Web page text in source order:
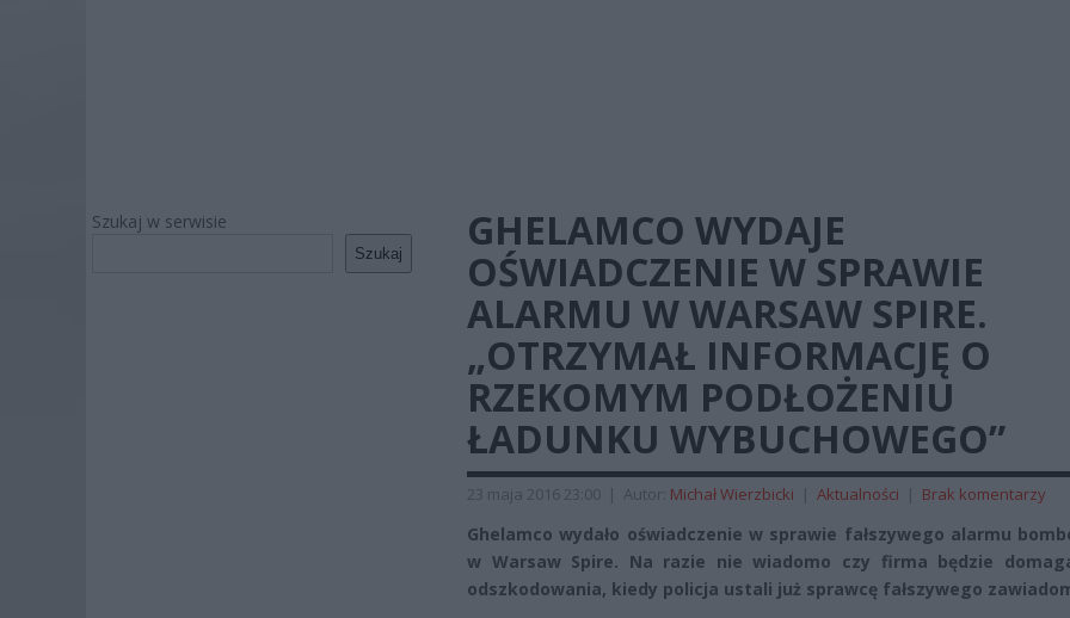
Szukaj w serwisie
Szukaj
GHELAMCO WYDAJE
OŚWIADCZENIE W SPRAWIE
ALARMU W WARSAW SPIRE.
„OTRZYMAŁ INFORMACJĘ O
RZEKOMYM PODŁOŻENIU
ŁADUNKU WYBUCHOWEGO”
23 maja 2016 23:00 | Autor: Michał Wierzbicki | Aktualności | Brak komentarzy
Ghelamco wydało oświadczenie w sprawie fałszywego alarmu
w Warsaw Spire. Na razie nie wiadomo czy firma będzie
odszkodowania, kiedy policja ustali już sprawcę fałszywego